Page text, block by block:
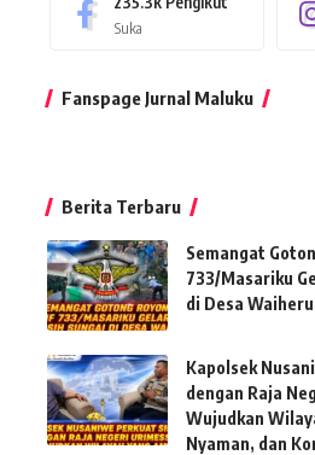
Suka
Fanspage Jurnal Maluku
Berita Terbaru
Semangat
733/Masariku
di Desa Waiheru
Kapolsek
dengan Raja
Wujudkan
Nyaman, dan